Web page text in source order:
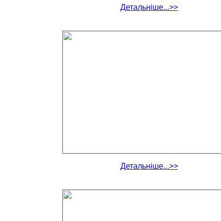
Детальніше...>>
Детальніше...>>